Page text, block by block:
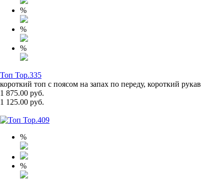
%
%
%
Топ Top.335
короткий топ с поясом на запах по переду, короткий рукав
1 875.00 руб.
1 125.00 руб.
%
%